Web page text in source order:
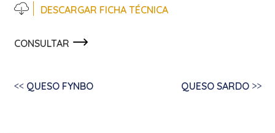
DESCARGAR FICHA TÉCNICA
CONSULTAR
<< QUESO FYNBO QUESO SARDO>>